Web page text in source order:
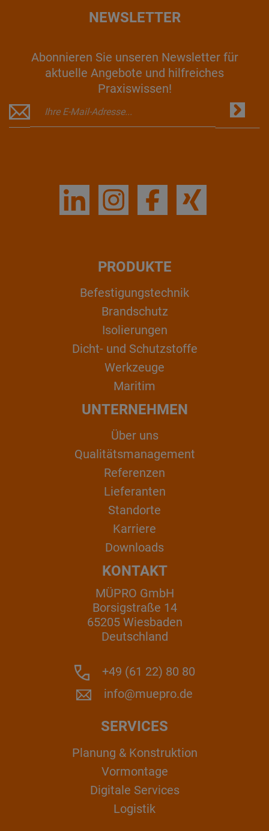
NEWSLETTER
Abonnieren Sie unseren Newsletter für
aktuelle Angebote und hilfreiches
Praxiswissen!
PRODUKTE
Befestigungstechnik
Brandschutz
Isolierungen
Dicht- und Schutzstoffe
Werkzeuge
Maritim
UNTERNEHMEN
Über uns
Qualitätsmanagement
Referenzen
Lieferanten
Standorte
Karriere
Downloads
KONTAKT
MÜPRO GmbH
Borsigstraße 14
65205 Wiesbaden
Deutschland
+49 (61 22) 80 80
info@muepro.de
SERVICES
Planung & Konstruktion
Vormontage
Digitale Services
Logistik